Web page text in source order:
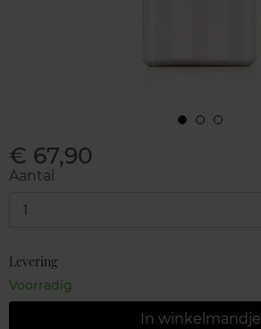
€ 67,90
Aantal
1
Levering
Voorradig
In winkelmandje